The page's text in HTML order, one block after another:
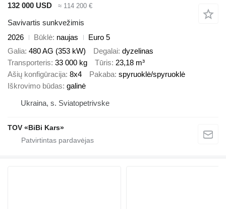
132 000 USD
≈ 114 200 €
Savivartis sunkvežimis
2026
Būklė naujas
Euro 5
Galia 480 AG (353 kW) Degalai dyzelinas
Transporteris 33 000 kg Tūris 23,18 m³
Ašių konfigūracija 8x4 Pakaba spyruoklė/spyruoklė
Iškrovimo būdas galinė
Ukraina, s. Sviatopetrivske
TOV «BiBi Kars»